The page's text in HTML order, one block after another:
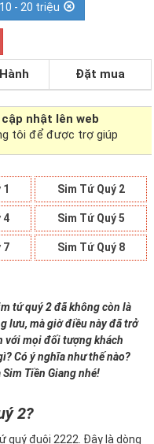
10 - 20 triệu
Hành Đặt mua
nhật lên web
tôi để được trợ giúp
Sim Tứ Quý 2
4 Sim Tứ Quý 5
7 Sim Tứ Quý 8
tứ quý 2 đã không còn là
lưu, mà giờ điều này đã trở
với mọi đối tượng khách
Có ý nghĩa như thế nào?
Tiền Giang nhé!
2?
quý đuôi 2222. Đây là dòng